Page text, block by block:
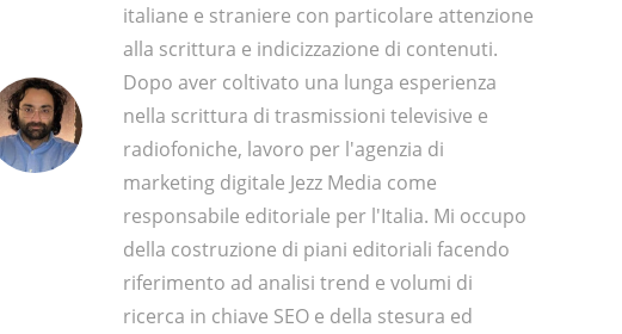
italiane e straniere con particolare attenzione
alla scrittura e indicizzazione di contenuti.
Dopo aver coltivato una lunga esperienza
nella scrittura di trasmissioni televisive e
radiofoniche, lavoro per l'agenzia di
marketing digitale Jezz Media come
responsabile editoriale per l'Italia. Mi occupo
della costruzione di piani editoriali facendo
riferimento ad analisi trend e volumi di
ricerca in chiave SEO e della stesura ed